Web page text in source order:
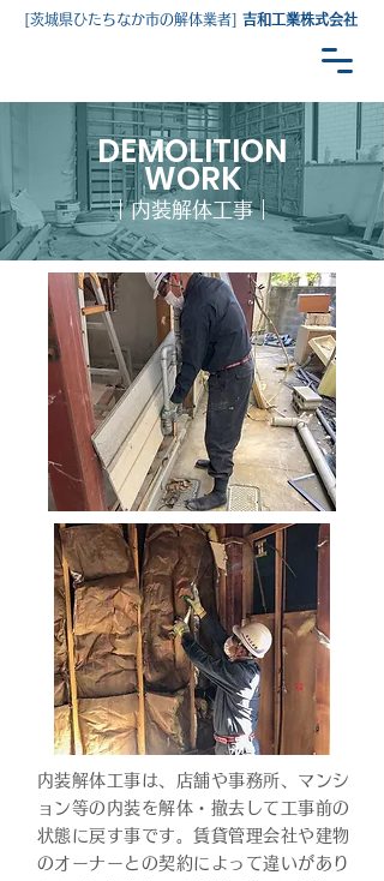
[茨城県ひたちなか市の解体業者] 吉和工業株式会社
DEMOLITION
WORK
｜内装解体工事｜
内装解体工事は、店舗や事務所、マンシ
ョン等の内装を解体・撤去して工事前の
状態に戻す事です。賃貸管理会社や建物
のオーナーとの契約によって違いがあり